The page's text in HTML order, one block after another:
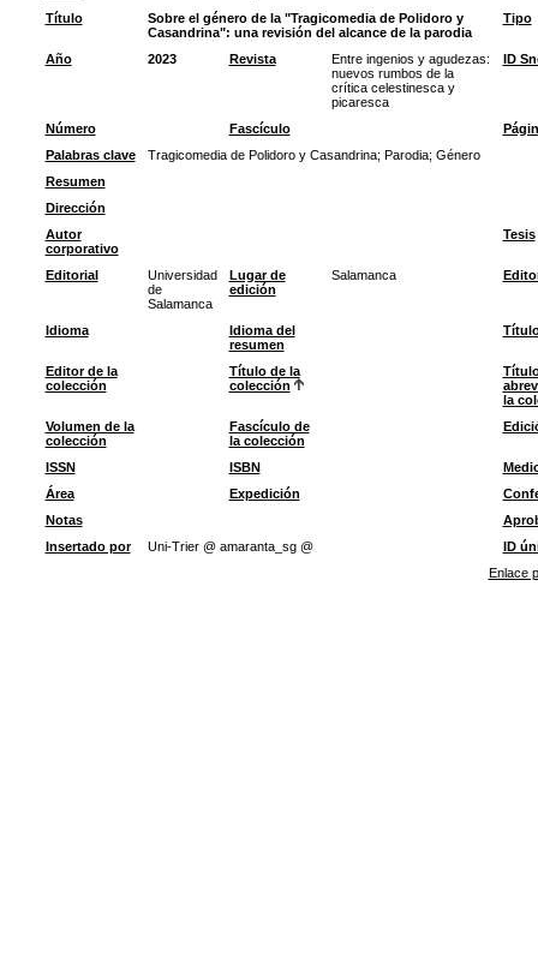
Título
Sobre el género de la "Tragicomedia de Polidoro y
Casandrina": una revisión del alcance de la parodia
Tipo
Año 2023 Revista
Entre ingenios y agudezas:
nuevos rumbos de la
crítica celestinesca y
picaresca
ID
Número Fascículo
Palabras clave
Tragicomedia de Polidoro y Casandrina; Parodia; Género
Resumen
Dirección
Autor
corporativo
Tesis
Editorial
Universidad
de
Salamanca
Lugar de
edición
Salamanca
Idioma
Idioma del
resumen
Editor de la
colección
Título de la
colección
la
Volumen de la
colección
Fascículo de
la colección
ISSN ISBN
Área
Expedición
Notas
Insertado por
Uni-Trier @ amaranta_sg @
ID
Enlace